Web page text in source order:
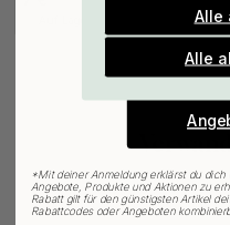
Alle
Alle
Gültig
*Mit deiner Anmeldung erklärst du
Angebote, Produkte und Aktionen zu
Rabatt gilt für den günstigsten Artikel
Rabattcodes oder Angeboten